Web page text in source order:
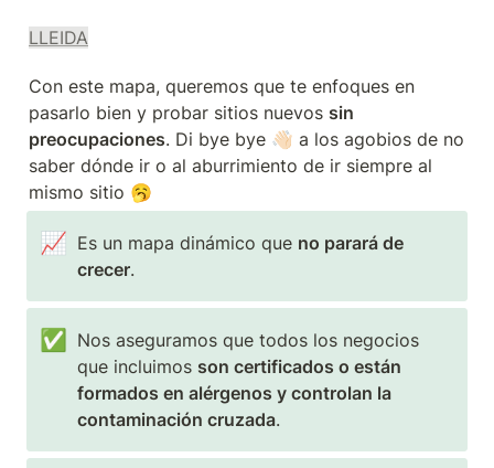
LLEIDA
Con este mapa, queremos que te enfoques en
pasarlo bien y probar sitios nuevos sin
preocupaciones. Di bye bye 👋🏻 a los agobios de no
saber dónde ir o al aburrimiento de ir siempre al
📈 Es un mapa dinámico que no parará de
crecer.
✅
Nos aseguramos que todos los negocios
que incluimos son certificados o están
formados en alérgenos y controlan la
contaminación cruzada.